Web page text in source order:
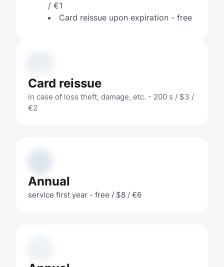
/ €1
Card reissue upon expiration - free
Card reissue
in case of loss theft, damage, etc. - 200 s / $3 /
€2
Annual
service first year - free / $8 / €6